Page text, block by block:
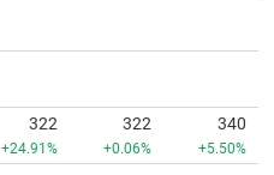
322
+24.91%
322
+0.06%
340
+5.50%
Chứng chỉ quỹ Chứng